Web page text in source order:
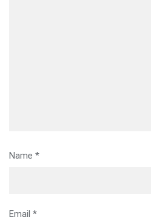
Name *
Email *